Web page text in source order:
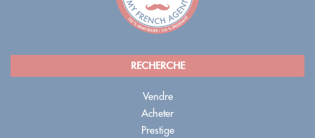
RECHERCHE
Vendre
Acheter
Prestige